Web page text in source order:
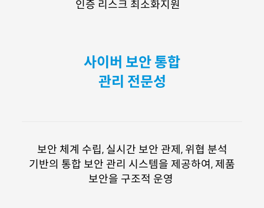
인증 리스크 최소화지원
사이버 보안 통합
관리 전문성
보안 체계 수립, 실시간 보안 관제, 위협 분석
기반의 통합 보안 관리 시스템을 제공하여, 제품
보안을 구조적 운영